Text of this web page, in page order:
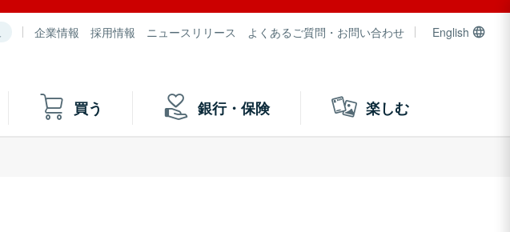
企業情報 採用情報 ニュースリリース よくあるご質問・お問い合わせ English
買う 銀行・保険 楽しむ